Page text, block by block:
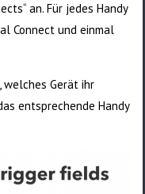
an. Für jedes Handy
Connect und einmal
welches Gerät ihr
entsprechende Handy